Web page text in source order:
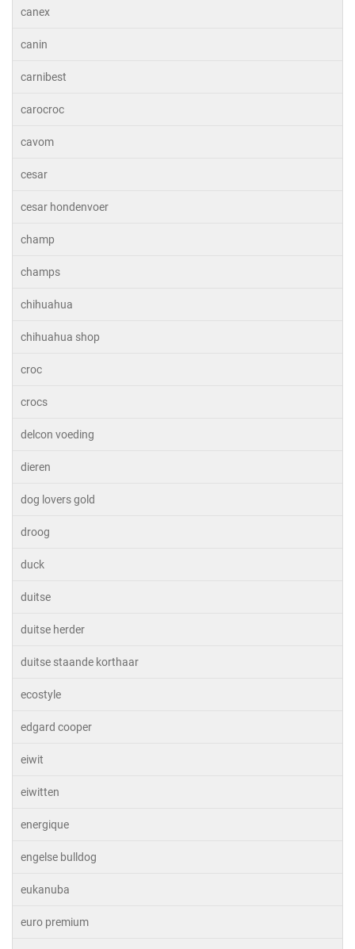
canex
canin
carnibest
carocroc
cavom
cesar
cesar hondenvoer
champ
champs
chihuahua
chihuahua shop
croc
crocs
delcon voeding
dieren
dog lovers gold
droog
duck
duitse
duitse herder
duitse staande korthaar
ecostyle
edgard cooper
eiwit
eiwitten
energique
engelse bulldog
eukanuba
euro premium